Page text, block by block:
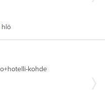
hlö
kohde